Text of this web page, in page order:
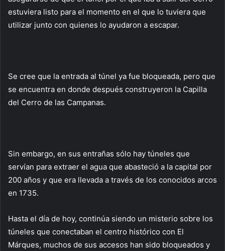
estuviera listo para el momento en el que lo tuviera que
utilizar junto con quienes lo ayudaron a escapar.
Se cree que la entrada al túnel ya fue bloqueada, pero que
se encuentra en donde después construyeron la Capilla
del Cerro de las Campanas.
Sin embargo, en sus entrañas sólo hay túneles que
servían para extraer el agua que abasteció a la capital por
200 años y que era llevada a través de los conocidos arcos
en 1735.
Hasta el día de hoy, continúa siendo un misterio sobre los
túneles que conectaban el centro histórico con El
Márques, muchos de sus accesos han sido bloqueados y